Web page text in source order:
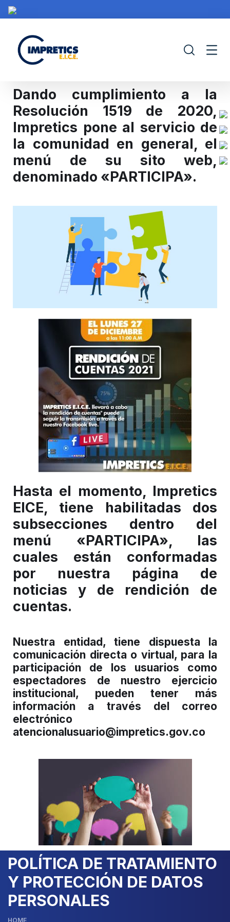
Dando cumplimiento a la
Resolución 1519 de 2020,
Impretics pone al servicio de
la comunidad en general, el
menú de su sito web,
denominado «PARTICIPA».
Hasta el momento, Impretics
EICE, tiene habilitadas dos
subsecciones dentro del
menú «PARTICIPA», las
cuales están conformadas
por nuestra página de
noticias y de rendición de
cuentas.
Nuestra entidad, tiene dispuesta la
comunicación directa o virtual, para la
participación de los usuarios como
espectadores de nuestro ejercicio
institucional, pueden tener más
información a través del correo
electrónico
atencionalusuario@impretics.gov.co
IMPRETICS PORTAFOLIO CONTRATACIÓN
POLÍTICA DE TRATAMIENTO
Y PROTECCIÓN DE DATOS
PERSONALES
HOME